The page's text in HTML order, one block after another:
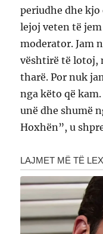
periudhe dhe kjo
lejoj veten të
moderator. Jam
vështirë të lotoj,
tharë. Por nuk
nga këto që
unë dhe shumë
Hoxhën”, u